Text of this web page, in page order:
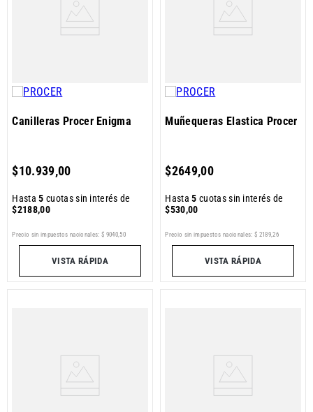
Canilleras Procer Enigma
$10.939,00
Hasta5 cuotas sin interés de
$2188,00
Precio sin impuestos nacionales: $ 9040,50
VISTA RÁPIDA
Muñequeras Elastica Procer
$2649,00
Hasta5 cuotas sin interés de
$530,00
Precio sin impuestos nacionales: $ 2189,26
VISTA RÁPIDA